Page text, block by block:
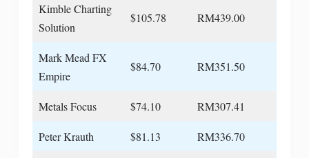
Kimble Charting
Solution
$105.78 RM439.00
Mark Mead FX
Empire
$84.70 RM351.50
Metals Focus $74.10 RM307.41
Peter Krauth $81.13 RM336.70